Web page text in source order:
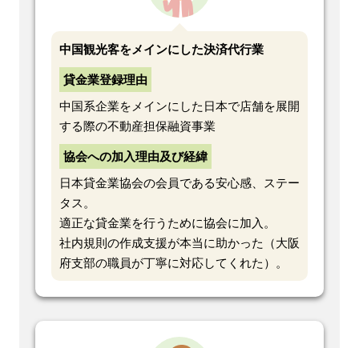
中国観光客をメインにした決済代行業
貸金業登録理由
中国系企業をメインにした日本で店舗を展開
する際の不動産担保融資事業
協会への加入理由及び経緯
日本貸金業協会の会員である安心感、ステー
タス。
適正な貸金業を行うために協会に加入。
社内規則の作成支援が本当に助かった（大阪
府支部の職員が丁寧に対応してくれた）。